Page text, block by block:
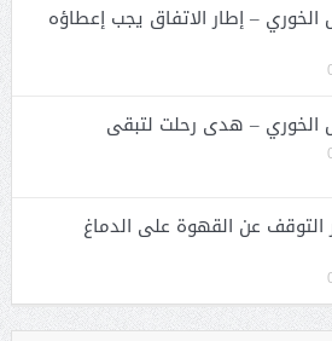
الخوري – إطار الاتفاق يجب إعطاؤه
الخوري – هدى رحلت لتبقى
التوقف عن القهوة على الدماغ